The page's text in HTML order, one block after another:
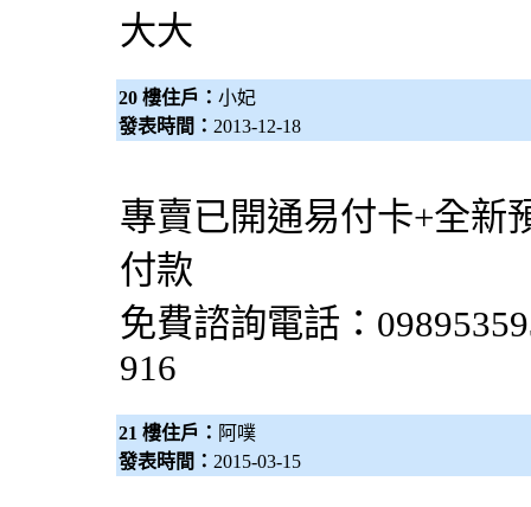
大大
20 樓住戶： 小妃
發表時間： 2013-12-18
專賣已開通易付卡+全新
付款
免費諮詢電話：
916
21 樓住戶： 阿噗
發表時間： 2015-03-15